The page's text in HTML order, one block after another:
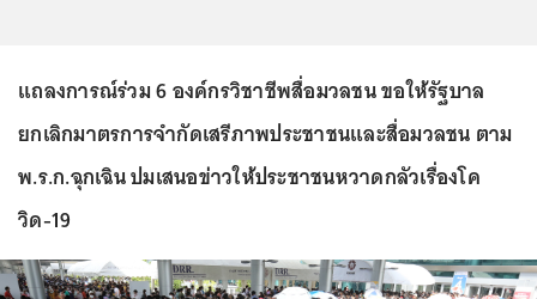
แถลงการณ์ร่วม 6 องค์กรวิชาชีพสื่อมวลชน ขอให้รัฐบาล
ยกเลิกมาตรการจำกัดเสรีภาพประชาชนและสื่อมวลชน ตาม
พ.ร.ก.ฉุกเฉิน ปมเสนอข่าวให้ประชาชนหวาดกลัวเรื่องโค
วิด-19